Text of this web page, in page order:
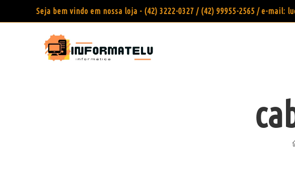
Seja bem vindo em nossa loja - (42) 3222-0327 / (42) 99955-2565 / e-mail: